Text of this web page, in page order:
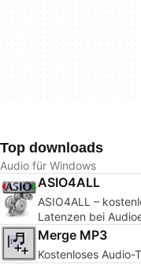
Top downloads
Audio für Windows
ASIO4ALL
ASIO4ALL –
Latenzen bei
Merge MP3
Kostenloses Audio-